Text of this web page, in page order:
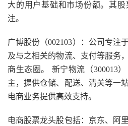
大的用户基础和市场份额。其
注。
广博股份（002103）：公司专注
及与之相关的物流、支付等服务
商生态圈。 新宁物流（300013
主，提供仓储、配送、清关等一
电商业务提供高效支持。
电商股票龙头股包括：京东、阿